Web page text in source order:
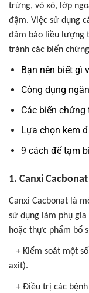
trứng, vỏ xò, lớp
đậm. Việc sử dụng
đảm bảo liều lượng
tránh các biến
Bạn nên biết gì
Công dụng
Các biến
Lựa chọn kem
9 cách để tạm
1. Canxi
Canxi Cacbonat là
sử dụng làm phụ
hoặc thực phẩm bổ
+ Kiểm soát một
axit).
+ Điều trị các